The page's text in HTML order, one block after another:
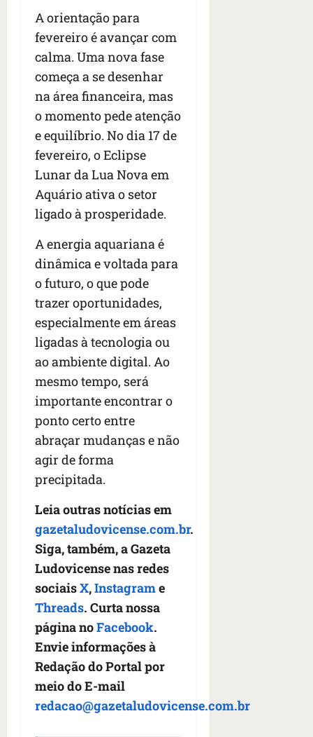
A orientação para
fevereiro é avançar com
calma. Uma nova fase
começa a se desenhar
na área financeira, mas
o momento pede atenção
e equilíbrio. No dia 17 de
fevereiro, o Eclipse
Lunar da Lua Nova em
Aquário ativa o setor
ligado à prosperidade.
A energia aquariana é
dinâmica e voltada para
o futuro, o que pode
trazer oportunidades,
especialmente em áreas
ligadas à tecnologia ou
ao ambiente digital. Ao
mesmo tempo, será
importante encontrar o
ponto certo entre
abraçar mudanças e não
agir de forma
precipitada.
Leia outras notícias em
gazetaludovicense.com.br.
Siga, também, a Gazeta
Ludovicense nas redes
sociaisX,Instagrame
Threads. Curta nossa
página noFacebook.
Envie informações à
Redação do Portal por
meio do E-mail
redacao@gazetaludovicense.com.br